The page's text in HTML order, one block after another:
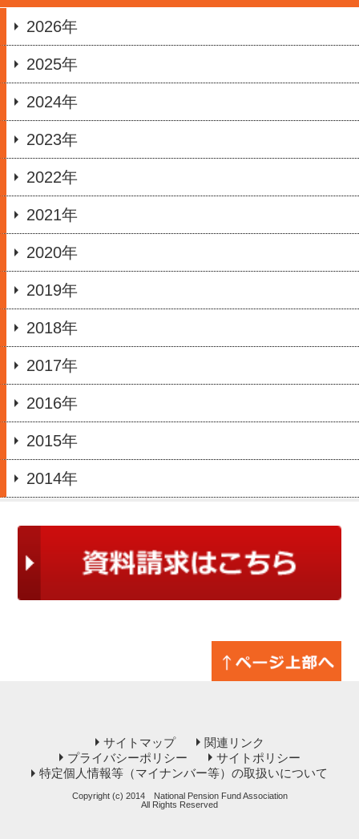
2026年
2025年
2024年
2023年
2022年
2021年
2020年
2019年
2018年
2017年
2016年
2015年
2014年
サイトマップ
関連リンク
プライバシーポリシー
サイトポリシー
特定個人情報等（マイナンバー等）の取扱いについて
Copyright (c) 2014 National Pension Fund Association
All Rights Reserved